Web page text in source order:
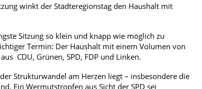
winkt der Städteregionstag den Haushalt mit
Sitzung so klein und knapp wie möglich zu
Termin: Der Haushalt mit einem Volumen von
CDU, Grünen, SPD, FDP und Linken.
Strukturwandel am Herzen liegt – insbesondere die
Ein Wermutstropfen aus Sicht der SPD sei